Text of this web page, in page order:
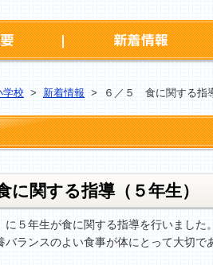
学校概要
学校 > 新着情報 > ６／５ 食に関する指
関する指導（５年生）
に５年生が食に関する指導を行いまし
バランスのよい食事が体にとって大切で